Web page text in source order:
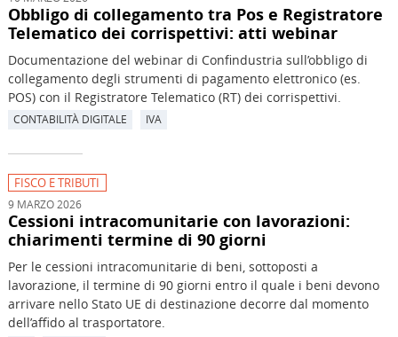
Obbligo di collegamento tra Pos e Registratore
Telematico dei corrispettivi: atti webinar
Documentazione del webinar di Confindustria sull’obbligo di
collegamento degli strumenti di pagamento elettronico (es.
POS) con il Registratore Telematico (RT) dei corrispettivi.
CONTABILITÀ DIGITALE IVA
FISCO E TRIBUTI
9 MARZO 2026
Cessioni intracomunitarie con lavorazioni:
chiarimenti termine di 90 giorni
Per le cessioni intracomunitarie di beni, sottoposti a
lavorazione, il termine di 90 giorni entro il quale i beni devono
arrivare nello Stato UE di destinazione decorre dal momento
dell’affido al trasportatore.